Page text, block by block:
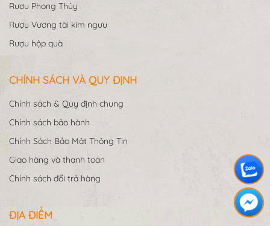
Rượu Phong Thủy
Rượu Vương tài kim ngưu
Rượu hộp quà
CHÍNH SÁCH VÀ QUY ĐỊNH
Chính sách & Quy định chung
Chính sách bảo hành
Chính Sách Bảo Mật Thông Tin
Giao hàng và thanh toán
Chính sách đổi trả hàng
ĐỊA ĐIỂM